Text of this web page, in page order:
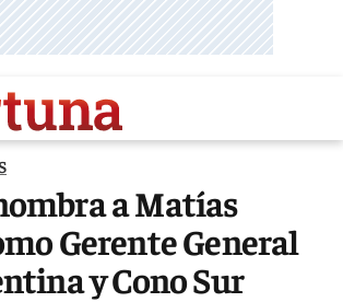
a Matías
Gerente General
y Cono Sur